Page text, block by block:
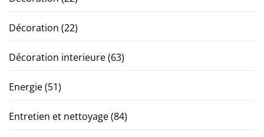
Décoration (22)
Décoration interieure(63)
Energie(51)
Entretien et nettoyage(84)